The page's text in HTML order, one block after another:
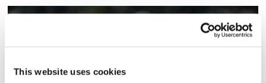
This website uses cookies